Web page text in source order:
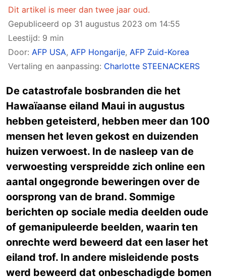
Dit artikel is meer dan twee jaar oud.
Gepubliceerd op 31 augustus 2023 om 14:55
Leestijd: 9 min
Door: AFP USA, AFP Hongarije, AFP Zuid-Korea
Vertaling en aanpassing: Charlotte STEENACKERS
De catastrofale bosbranden die het
Hawaïaanse eiland Maui in augustus
hebben geteisterd, hebben meer dan 100
mensen het leven gekost en duizenden
huizen verwoest. In de nasleep van de
verwoesting verspreidde zich online een
aantal ongegronde beweringen over de
oorsprong van de brand. Sommige
berichten op sociale media deelden oude
of gemanipuleerde beelden, waarin ten
onrechte werd beweerd dat een laser het
eiland trof. In andere misleidende posts
werd beweerd dat onbeschadigde bomen